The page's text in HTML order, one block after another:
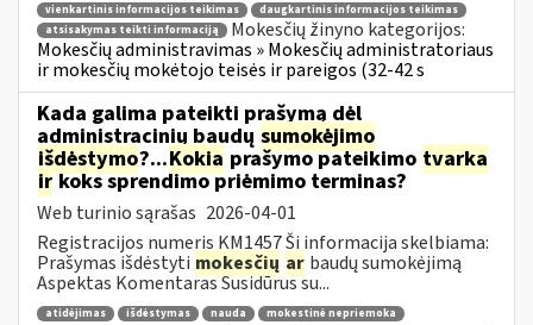
vienkartinis informacijos teikimas
daugkartinis informacijos teikimas
atsisakymas teikti informaciją
Mokesčių žinyno kategorijos:
Mokesčių administravimas » Mokesčių administratoriaus
ir mokesčių mokėtojo teisės ir pareigos (32-42 s
Kada galima pateikti prašymą dėl
administracinių baudų sumokėjimo
išdėstymo?...Kokia prašymo pateikimo tvarka
irkoks sprendimo priėmimo terminas?
Web turinio sąrašas 2026-04-01
Registracijos numeris KM1457 Ši informacija skelbiama:
Prašymas išdėstyti mokesčių ar baudų sumokėjimą
Aspektas Komentaras Susidūrus su...
atidėjimas išdėstymas nauda
mokestinė nepriemoka